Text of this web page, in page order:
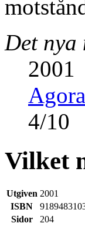
Det nya
2001
Agora
4/10
Vilket
Utgiven 2001
ISBN
Sidor
204